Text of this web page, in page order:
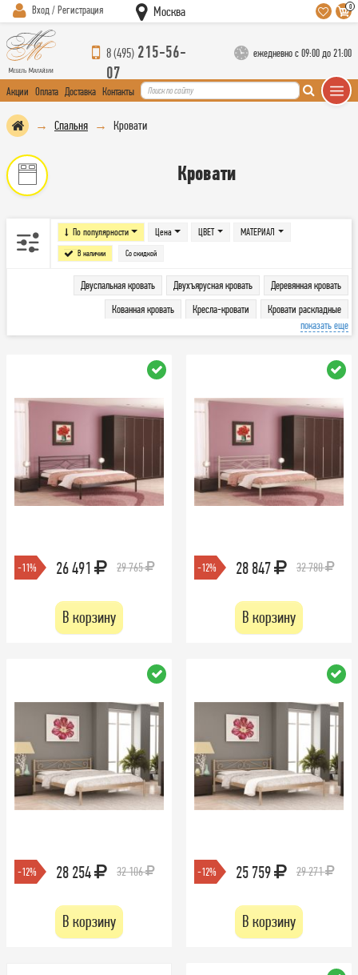
Вход / Регистрация Москва 0
8 (495) 215-56-
07
ежедневно с 09:00 до 21:00
Акции Оплата Доставка Контакты
Спальня Кровати
Кровати
По популярности Цена
В наличии Со скидкой
ЦВЕТ МАТЕРИАЛ
Двуспальная кровать Двухъярусная кровать
Деревянная кровать
Кованная кровать
Кресла-кровати
Кровати раскладные
Кровати с подъемным механизмом
Кровать с матрасом
Односпальная кровать
показать еще
-11% 26 491 29 765
В корзину
-12% 28 847 32 780
В корзину
-12% 28 254 32 106
В корзину
-12% 25 759 29 271
В корзину